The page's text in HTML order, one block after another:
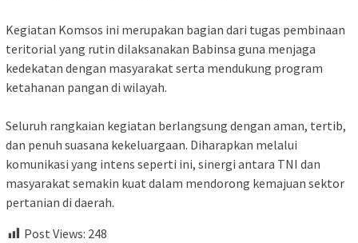
Kegiatan Komsos ini merupakan bagian dari tugas pembinaan
teritorial yang rutin dilaksanakan Babinsa guna menjaga
kedekatan dengan masyarakat serta mendukung program
ketahanan pangan di wilayah.
Seluruh rangkaian kegiatan berlangsung dengan aman, tertib,
dan penuh suasana kekeluargaan. Diharapkan melalui
komunikasi yang intens seperti ini, sinergi antara TNI dan
masyarakat semakin kuat dalam mendorong kemajuan sektor
pertanian di daerah.
Post Views: 248